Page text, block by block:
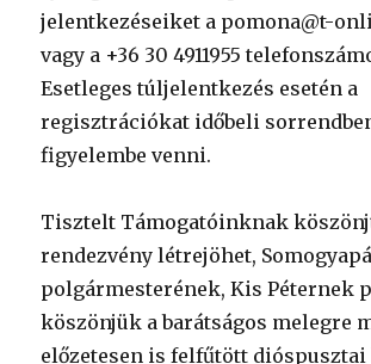
jelentkezéseiket a pomona@t-
vagy a +36 30 4911955
Esetleges túljelentkezés esetén a
regisztrációkat időbeli
figyelembe venni.
Tisztelt Támogatóinknak
rendezvény létrejöhet,
polgármesterének, Kis Péternek
köszönjük a barátságos melegre
előzetesen is felfűtött